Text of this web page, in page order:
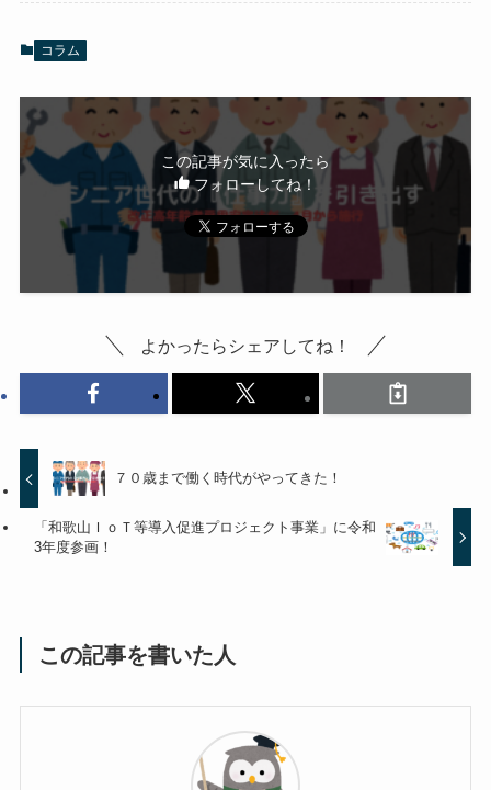
コラム
この記事が気に入ったら
フォローしてね！
よかったらシェアしてね！
７０歳まで働く時代がやってきた！
「和歌山ＩｏＴ等導入促進プロジェクト事業」に令和
3年度参画！
この記事を書いた人